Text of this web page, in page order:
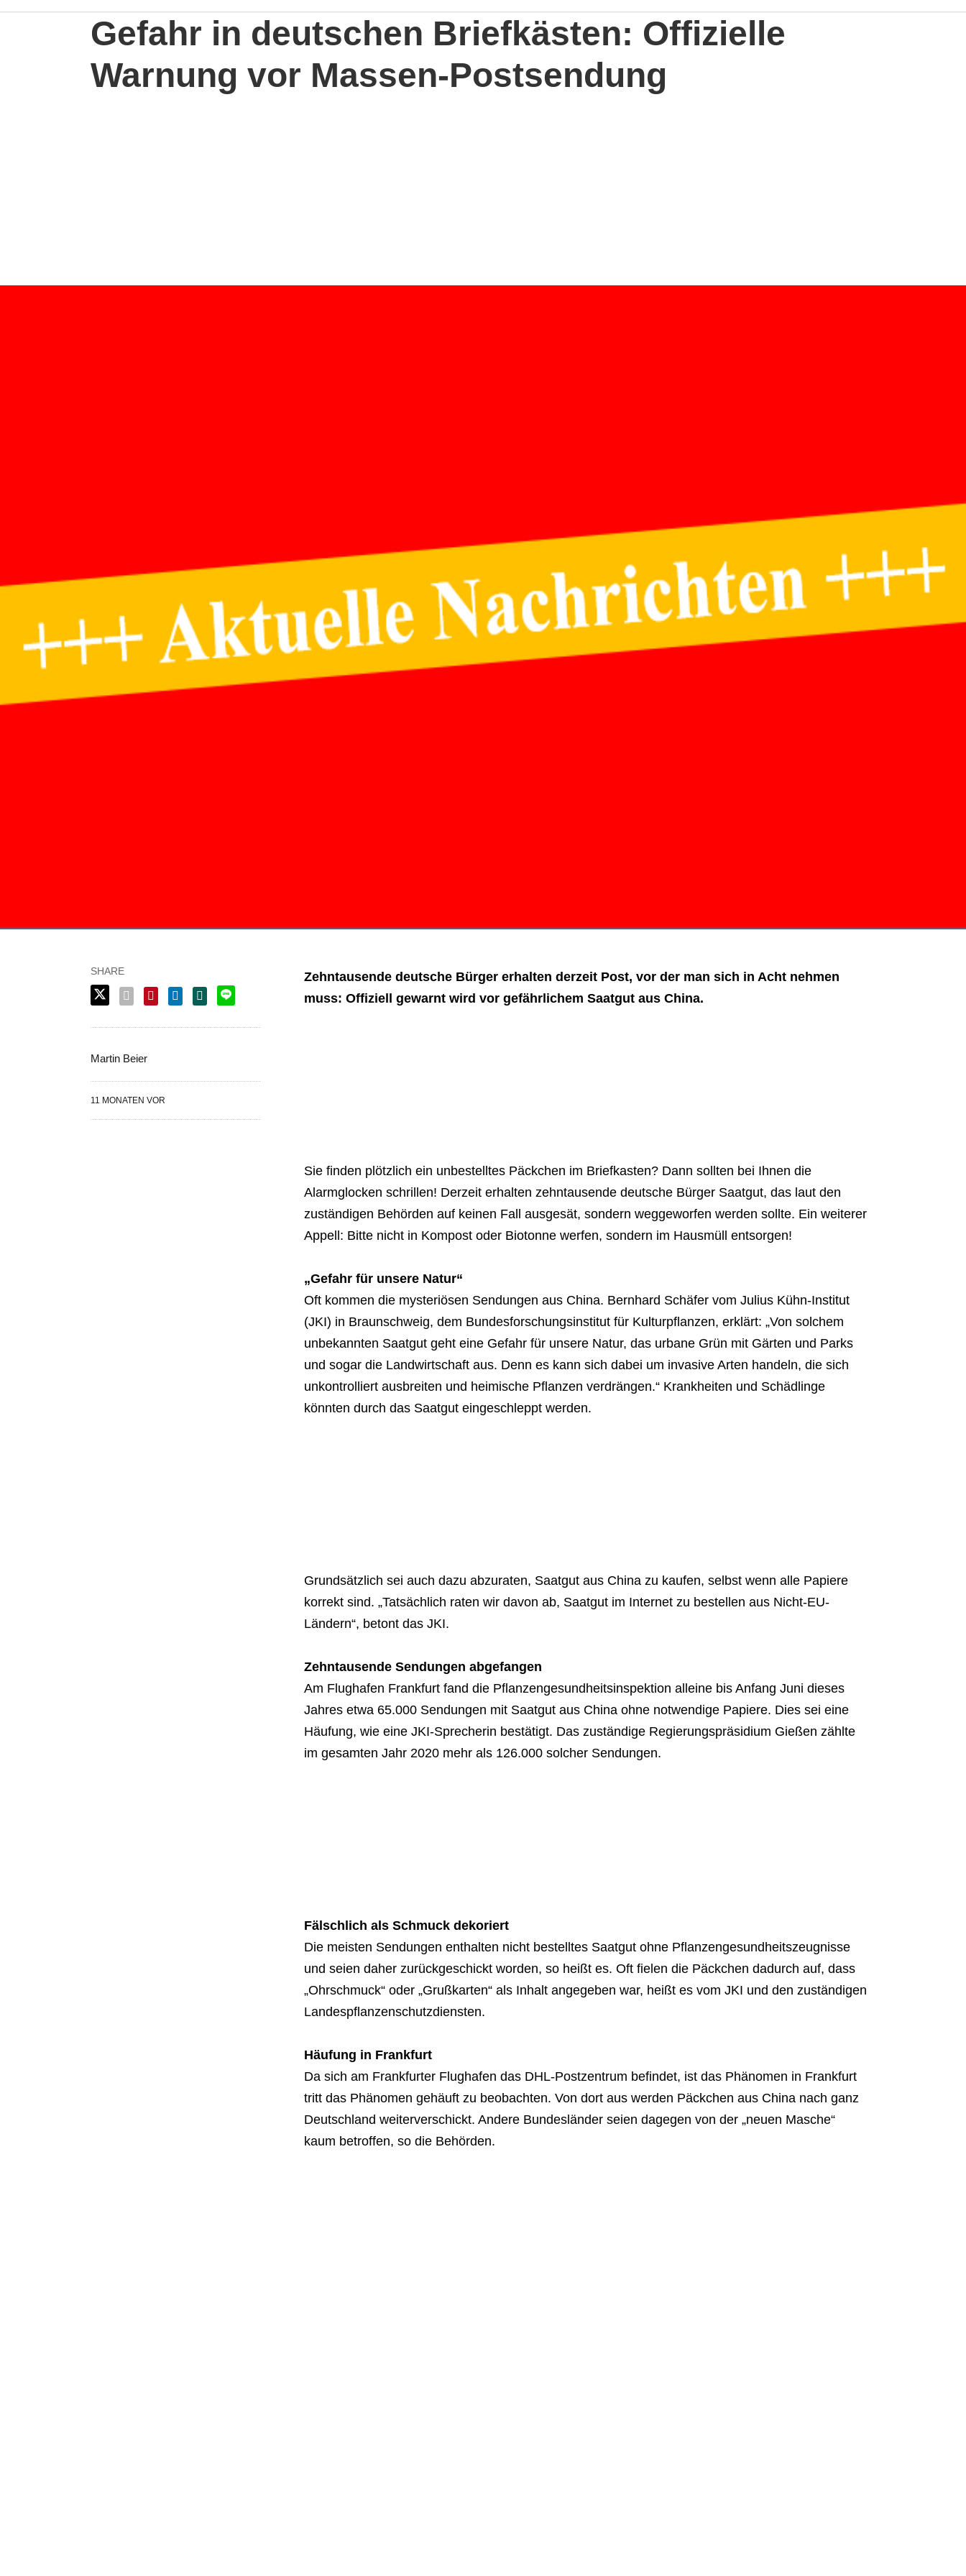
Gefahr in deutschen Briefkästen: Offizielle
Warnung vor Massen-Postsendung
Zehntausende deutsche Bürger erhalten derzeit Post, vor der man sich in Acht nehmen
muss: Offiziell gewarnt wird vor gefährlichem Saatgut aus China.
Sie finden plötzlich ein unbestelltes Päckchen im Briefkasten? Dann sollten bei Ihnen die
Alarmglocken schrillen! Derzeit erhalten zehntausende deutsche Bürger Saatgut, das laut den
zuständigen Behörden auf keinen Fall ausgesät, sondern weggeworfen werden sollte. Ein weiterer
Appell: Bitte nicht in Kompost oder Biotonne werfen, sondern im Hausmüll entsorgen!
„Gefahr für unsere Natur“
Oft kommen die mysteriösen Sendungen aus China. Bernhard Schäfer vom Julius Kühn-Institut
(JKI) in Braunschweig, dem Bundesforschungsinstitut für Kulturpflanzen, erklärt: „Von solchem
unbekannten Saatgut geht eine Gefahr für unsere Natur, das urbane Grün mit Gärten und Parks
und sogar die Landwirtschaft aus. Denn es kann sich dabei um invasive Arten handeln, die sich
unkontrolliert ausbreiten und heimische Pflanzen verdrängen.“ Krankheiten und Schädlinge
könnten durch das Saatgut eingeschleppt werden.
Grundsätzlich sei auch dazu abzuraten, Saatgut aus China zu kaufen, selbst wenn alle Papiere
korrekt sind. „Tatsächlich raten wir davon ab, Saatgut im Internet zu bestellen aus Nicht-EU-
Ländern“, betont das JKI.
Zehntausende Sendungen abgefangen
Am Flughafen Frankfurt fand die Pflanzengesundheitsinspektion alleine bis Anfang Juni dieses
Jahres etwa 65.000 Sendungen mit Saatgut aus China ohne notwendige Papiere. Dies sei eine
Häufung, wie eine JKI-Sprecherin bestätigt. Das zuständige Regierungspräsidium Gießen zählte
im gesamten Jahr 2020 mehr als 126.000 solcher Sendungen.
Fälschlich als Schmuck dekoriert
Die meisten Sendungen enthalten nicht bestelltes Saatgut ohne Pflanzengesundheitszeugnisse
und seien daher zurückgeschickt worden, so heißt es. Oft fielen die Päckchen dadurch auf, dass
„Ohrschmuck“ oder „Grußkarten“ als Inhalt angegeben war, heißt es vom JKI und den zuständigen
Landespflanzenschutzdiensten.
Häufung in Frankfurt
Da sich am Frankfurter Flughafen das DHL-Postzentrum befindet, ist das Phänomen in Frankfurt
tritt das Phänomen gehäuft zu beobachten. Von dort aus werden Päckchen aus China nach ganz
Deutschland weiterverschickt. Andere Bundesländer seien dagegen von der „neuen Masche“
kaum betroffen, so die Behörden.
Martin Beier
11 MONATEN VOR